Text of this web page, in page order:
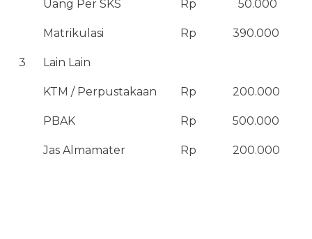
Uang Per SKS Rp 50.000
Matrikulasi Rp 390.000
3 Lain Lain
KTM / Perpustakaan Rp 200.000
PBAK Rp 500.000
Jas Almamater Rp 200.000